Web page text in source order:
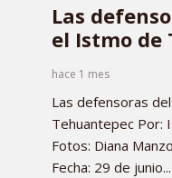
Las
el Istmo de
hace 1 mes
Las defensoras
Tehuantepec Por:
Fotos: Diana
Fecha: 29 de junio...